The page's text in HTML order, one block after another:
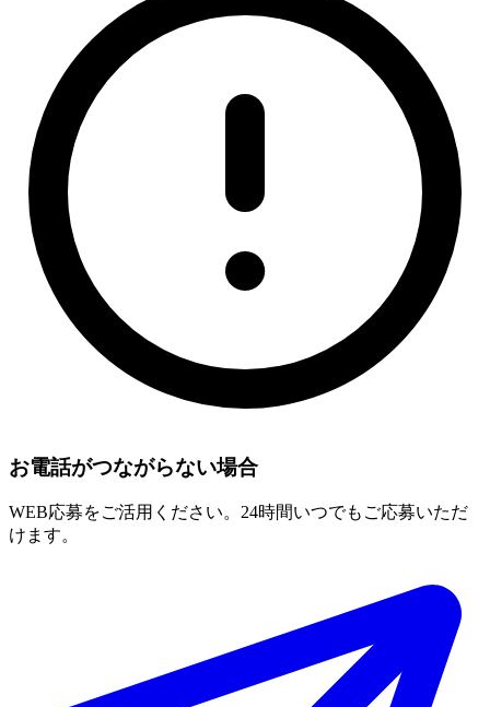
お電話がつながらない場合
WEB応募をご活用ください。24時間いつでもご応募いただ
けます。